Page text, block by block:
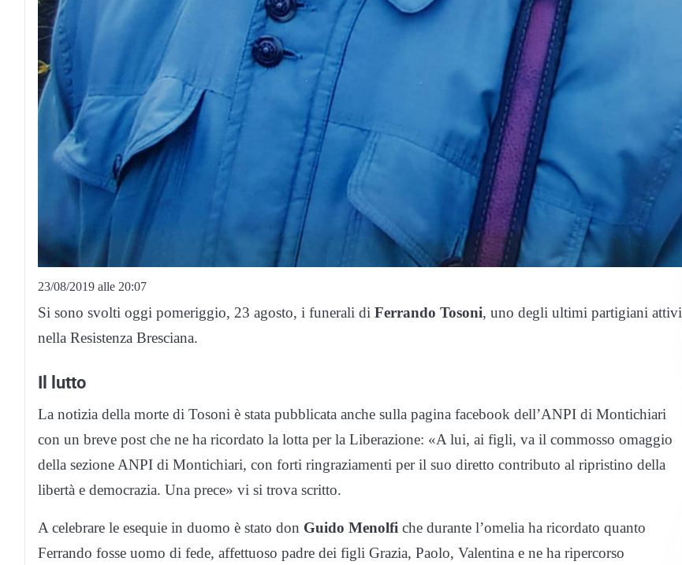
23/08/2019 alle 20:07
Si sono svolti oggi pomeriggio, 23 agosto, i funerali di Ferrando Tosoni, uno degli ultimi partigiani attivi
nella Resistenza Bresciana.
Il lutto
La notizia della morte di Tosoni è stata pubblicata anche sulla pagina facebook dell’ANPI di Montichiari
con un breve post che ne ha ricordato la lotta per la Liberazione: «A lui, ai figli, va il commosso omaggio
della sezione ANPI di Montichiari, con forti ringraziamenti per il suo diretto contributo al ripristino della
libertà e democrazia. Una prece» vi si trova scritto.
A celebrare le esequie in duomo è stato don Guido Menolfi che durante l’omelia ha ricordato quanto
Ferrando fosse uomo di fede, affettuoso padre dei figli Grazia, Paolo, Valentina e ne ha ripercorso